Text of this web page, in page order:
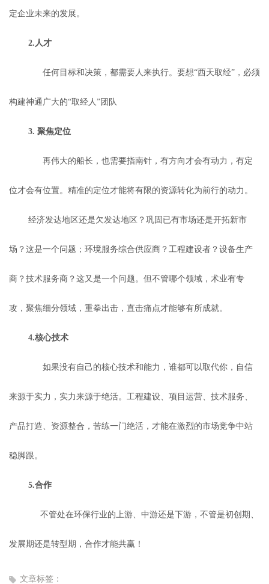
定企业未来的发展。
2.人才
任何目标和决策，都需要人来执行。要想“西天取经”，必须
构建神通广大的“取经人”团队
3. 聚焦定位
再伟大的船长，也需要指南针，有方向才会有动力，有定
位才会有位置。精准的定位才能将有限的资源转化为前行的动力。
经济发达地区还是欠发达地区？巩固已有市场还是开拓新市
场？这是一个问题；环境服务综合供应商？工程建设者？设备生产
商？技术服务商？这又是一个问题。但不管哪个领域，术业有专
攻，聚焦细分领域，重拳出击，直击痛点才能够有所成就。
4.核心技术
如果没有自己的核心技术和能力，谁都可以取代你，自信
来源于实力，实力来源于绝活。工程建设、项目运营、技术服务、
产品打造、资源整合，苦练一门绝活，才能在激烈的市场竞争中站
稳脚跟。
5.合作
不管处在环保行业的上游、中游还是下游，不管是初创期、
发展期还是转型期，合作才能共赢！
文章标签：